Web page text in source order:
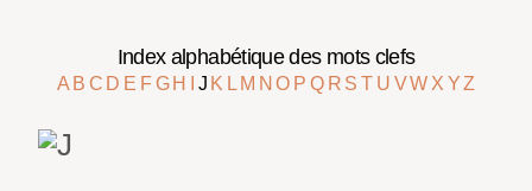
Index alphabétique des mots clefs
A B C D E F G H J K L M NO P Q R ST U VW X YZ